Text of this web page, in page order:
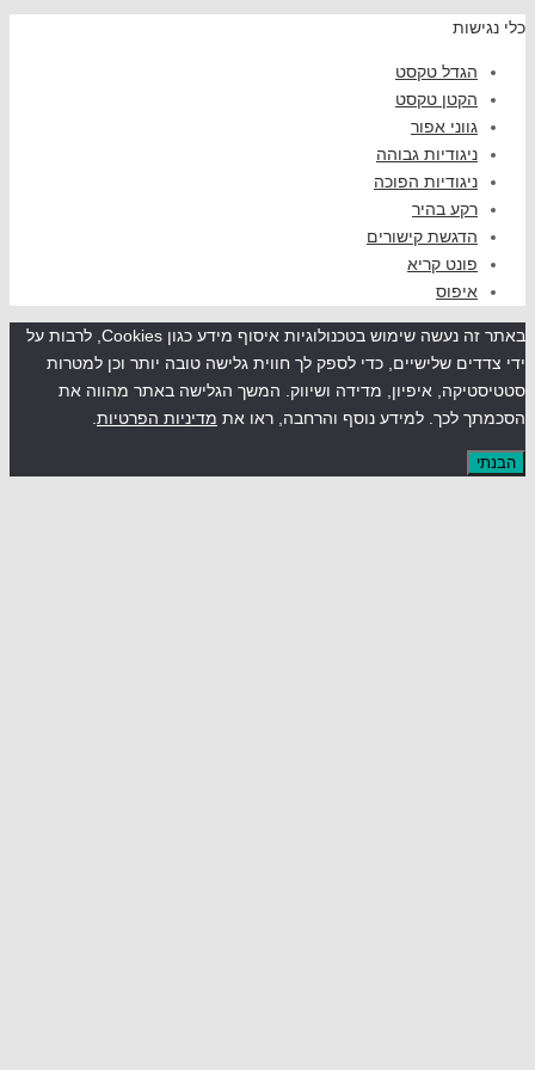
טקסט
טקסט
אפור
גבוהה
הפוכה
בהיר
קישורים
קריא
באתר זה נעשה שימוש בטכנולוגיות איסוף מידע כגון Cookies, לרבות על
שלישיים, כדי לספק לך חווית גלישה טובה יותר וכן למטרות
איפיון, מדידה ושיווק. המשך הגלישה באתר מהווה את
לכך. למידע נוסף והרחבה, ראו את מדיניות הפרטיות.